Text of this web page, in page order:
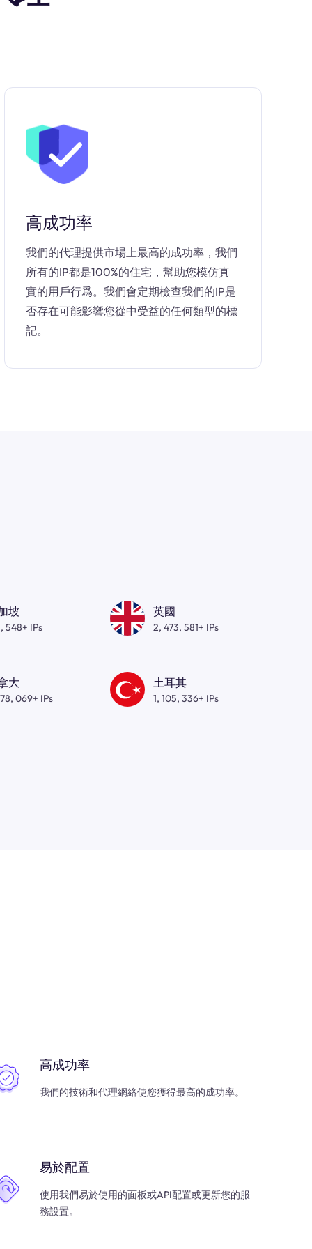
高成功率
我們的代理提供市場上最高的成功率，我們
所有的IP都是100%的住宅，幫助您模仿真
實的用戶行爲。我們會定期檢查我們的IP是
否存在可能影響您從中受益的任何類型的標
記。
坡
548+ IPs
英國
2, 473, 581+ IPs
大
069+ IPs
土耳其
1, 105, 336+ IPs
高成功率
我們的技術和代理網絡使您獲得最高的成功率。
易於配置
使用我們易於使用的面板或API配置或更新您的服
務設置。